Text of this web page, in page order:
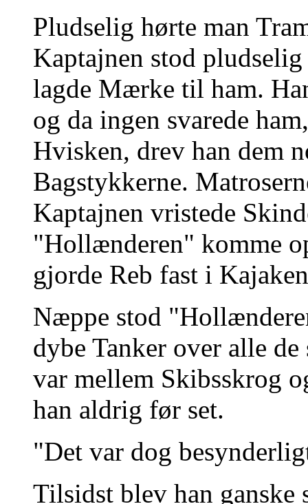
Pludselig hørte man
Kaptajnen stod
lagde Mærke til ham.
og da ingen svarede
Hvisken, drev han dem
Bagstykkerne.
Kaptajnen vristede
"Hollænderen" komme
gjorde Reb fast i
Næppe stod
dybe Tanker over alle
var mellem Skibsskrog
han aldrig før set.
"Det var dog
Tilsidst blev han ganske